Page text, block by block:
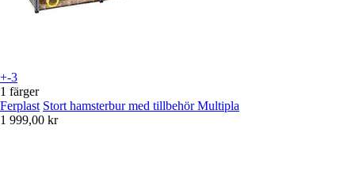
+-3
1 färger
Ferplast Stort hamsterbur med tillbehör Multipla
1 999,00 kr